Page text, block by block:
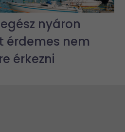
nyáron
érdemes nem
érkezni